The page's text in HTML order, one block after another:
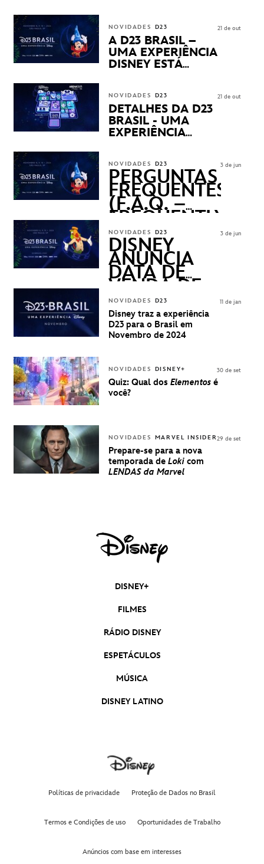
APRESENTAÇÕES E
PRODUTOS EXCLUSIVOS
NO TRANSAMÉRICA EXPO
CENTER EM SÃO PAULO
NOVIDADES D23
A D23 BRASIL –
UMA EXPERIÊNCIA
DISNEY ESTÁ
21 de out
NOVIDADES D23
DETALHES DA D23
BRASIL - UMA
EXPERIÊNCIA
21 de out
NOVIDADES D23
PERGUNTAS
FREQUENTES
(F.A.Q. –
FREQUENTLY
ASKED
QUESTIONS)
3 de jun
NOVIDADES D23
DISNEY
ANUNCIA
DATA DE
VENDA DE
INGRESSOS
PARA A D23
BRASIL -
UMA
DISNEY
3 de jun
NOVIDADES D23
Disney traz a experiência
D23 para o Brasil em
Novembro de 2024
11 de jan
NOVIDADES DISNEY+
Quiz: Qual dos Elementos é
você?
30 de set
NOVIDADES MARVEL INSIDER
Prepare-se para a nova
temporada de Loki com
LENDAS da Marvel
29 de set
DISNEY+
FILMES
RÁDIO DISNEY
ESPETÁCULOS
MÚSICA
DISNEY LATINO
Políticas de privacidade Proteção de Dados no Brasil
Termos e Condições de uso Oportunidades de Trabalho
Anúncios com base em interesses